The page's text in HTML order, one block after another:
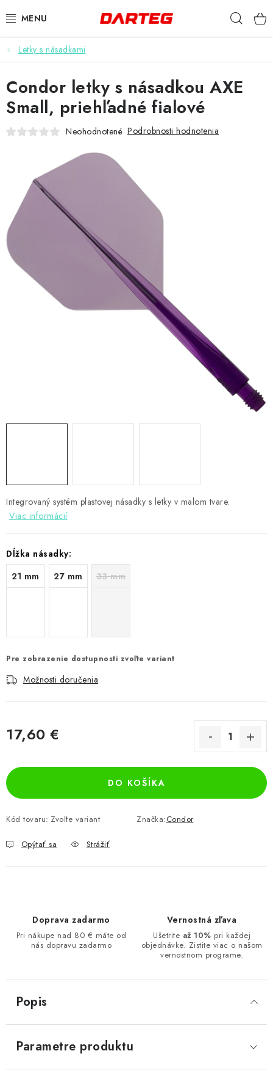
na
ŠÍPKY
TERČE
DOPLNKY K TERČU
NÁSADKY
HROTY
PRÍSLUŠENSTVO
OBLEČENIE
Kontakty Hodnotenie obchodu
Letky s násadkami
Integrovaný systém plastovej násadky s letky v malom tvare.
Viac informácií
Dĺžka násadky:
21 mm
27 mm 33 mm
Pre zobrazenie dostupnosti zvoľte variant
Možnosti doručenia
17,60 €
DO KOŠÍKA
Kód tovaru: Zvoľte variant Značka:Condor
Opýtať sa Strážiť
Condor letky s násadkou AXE
Small, priehľadné fialové
Neohodnotené Podrobnosti hodnotenia
Doprava zadarmo
Pri nákupe nad 80 € máte od
nás dopravu zadarmo
Vernostná zľava
Ušetrite až 10% pri každej
objednávke. Zistite viac o našom
vernostnom programe.
Popis
Parametre produktu